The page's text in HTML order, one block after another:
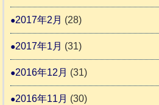
2017年2月 (28)
2017年1月 (31)
2016年12月 (31)
2016年11月 (30)